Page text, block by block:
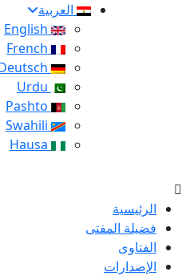
العربية
الرئيسية
فضيلة المفتى
الفتاوى
الإصدارات